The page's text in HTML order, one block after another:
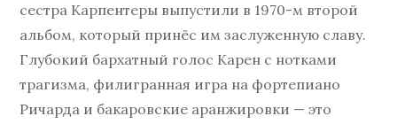
сестра Карпентеры выпустили в 1970-м второй
альбом, который принёс им заслуженную славу.
Глубокий бархатный голос Карен с нотками
трагизма, филигранная игра на фортепиано
Ричарда и бакаровские аранжировки — это